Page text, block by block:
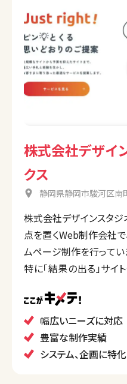
株式会社デザイ
クス
静岡県静岡市駿河区南
株式会社デザインスタジ
点を置くWeb制作会社
ムページ制作を行ってい
特に「結果の出る」サイ
を提案。運用支援やWeb
影、システム開発まで幅
す。
幅広いニーズに対応
豊富な制作実績
システム、企画に特